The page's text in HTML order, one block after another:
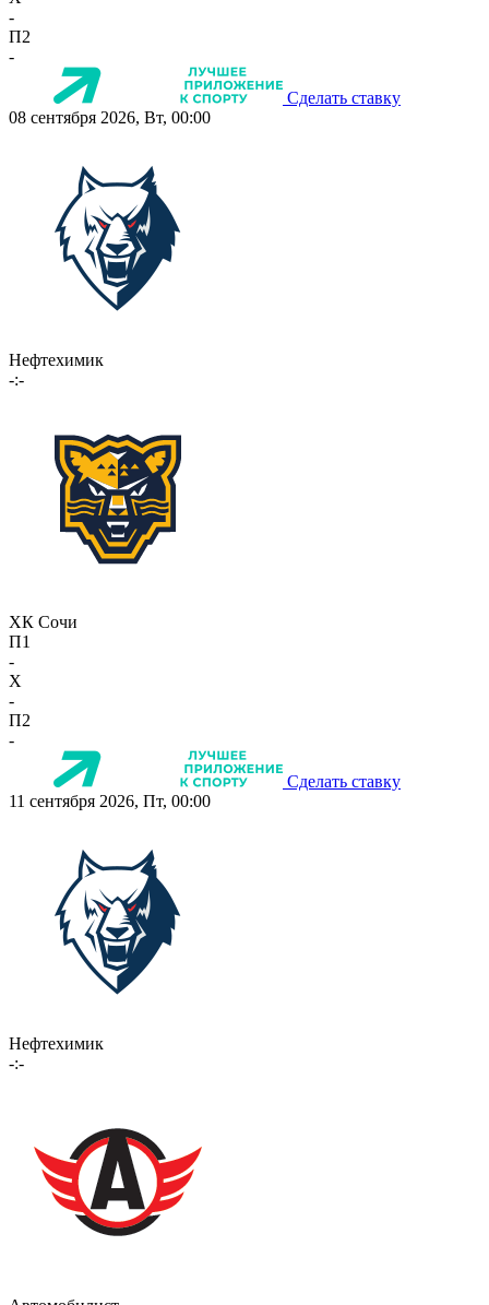
-
П2
-
Сделать ставку
08 сентября 2026, Вт, 00:00
Нефтехимик
-:-
ХК Сочи
П1
-
X
-
П2
-
Сделать ставку
11 сентября 2026, Пт, 00:00
Нефтехимик
-:-